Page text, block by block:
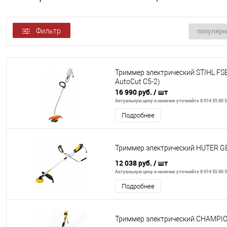
Фильтр
Триммер электрический STIHL
AutoCut C5-2)
16 990 руб. / шт
Актуальную цену и наличие уточняйте 8 914 55 80
Подробнее
Триммер электрический HUTER
12 038 руб. / шт
Актуальную цену и наличие уточняйте 8 914 55 80
Подробнее
Триммер электрический